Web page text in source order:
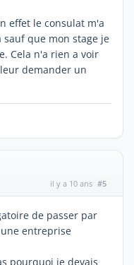
effet le consulat m'a
sauf que mon stage je
Cela n'a rien a voir
demander un
il y a 10 ans #5
de passer par
une entreprise
pourquoi je devais